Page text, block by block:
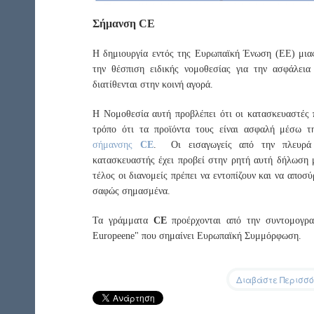
ΣΥΜΜΟΡΦΩΣΕΙΣ
Σήμανση CE
Η δημιουργία εντός της Ευρωπαϊκή Ένωση (ΕΕ)
την θέσπιση ειδικής νομοθεσίας για την
διατίθενται στην κοινή αγορά.
Η Νομοθεσία αυτή προβλέπει ότι οι
τρόπο ότι τα προϊόντα τους είναι ασφαλή μέσω
σήμανσης CE. Οι εισαγωγείς από την πλευρά
κατασκευαστής έχει προβεί στην ρητή αυτή
τέλος οι διανομείς πρέπει να εντοπίζουν και να
σαφώς σημασμένα.
Τα γράμματα CEπροέρχονται από την
Europeene" που σημαίνει Ευρωπαϊκή Συμμόρφωση.
Διαβάστε